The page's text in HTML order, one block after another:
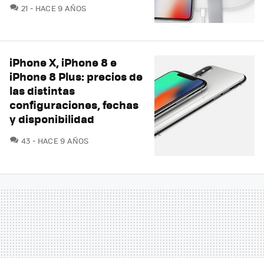
21 COMENTARIOS
HACE 9 AÑOS
iPhone X, iPhone 8 e
iPhone 8 Plus: precios de
las distintas
configuraciones, fechas
y disponibilidad
43 COMENTARIOS
HACE 9 AÑOS